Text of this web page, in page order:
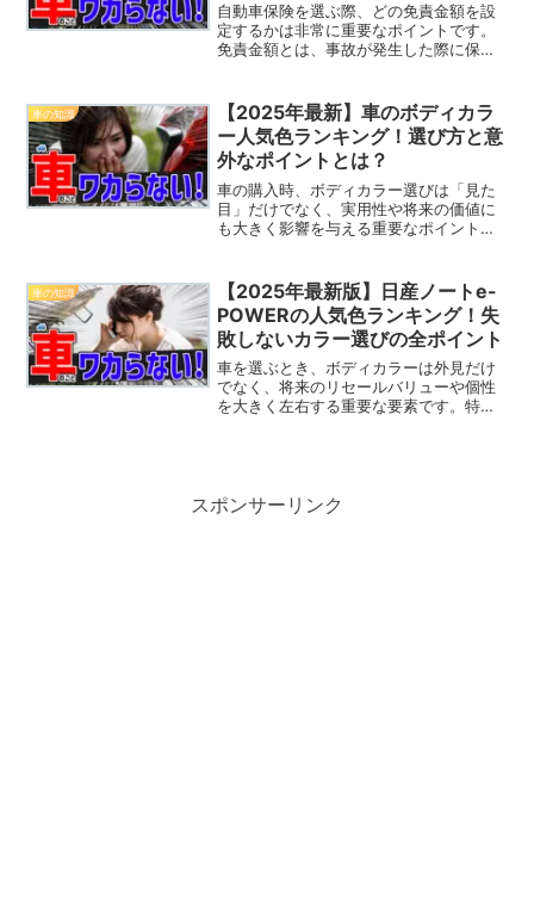
自動車保険を選ぶ際、どの免責金額を設
定するかは非常に重要なポイントです。
免責金額とは、事故が発生した際に保険
う設定するかによって、毎月の保険料が
大きく変わります。しかし...
車の知識
【2025年最新】車のボディカラ
ー人気色ランキング！選び方と意
外なポイントとは？
車の購入時、ボディカラー選びは「見た
目」だけでなく、実用性や将来の価値に
も大きく影響を与える重要なポイントで
ぴったりの色はどれ？」と悩む方も多い
はずです。そこで、この記...
車の知識
【2025年最新版】日産ノートe-
POWERの人気色ランキング！失
敗しないカラー選びの全ポイント
車を選ぶとき、ボディカラーは外見だけ
でなく、将来のリセールバリューや個性
を大きく左右する重要な要素です。特に
スポンサーリンク